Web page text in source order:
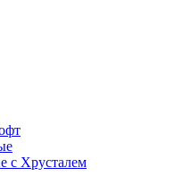
с Хрусталем